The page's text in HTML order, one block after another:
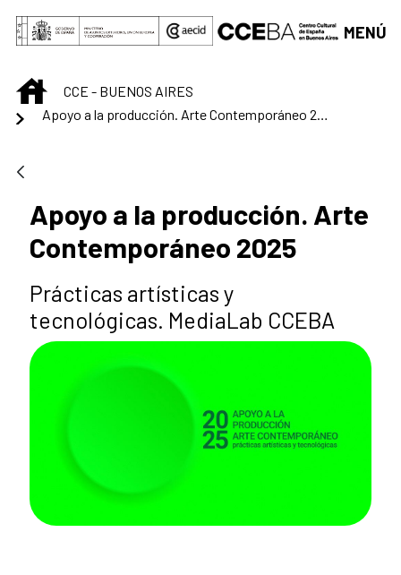
Saltar al contenido principal
MENÚ
INICIOCCE - BUENOS AIRES
Apoyo a la producción. Arte Contemporáneo 2025
Apoyo a la producción. Arte
Contemporáneo 2025
Prácticas artísticas y
tecnológicas. MediaLab CCEBA